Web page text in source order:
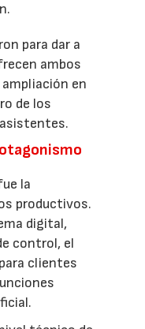
para dar a
ambos
en
de los
la
productivos.
digital,
control, el
clientes